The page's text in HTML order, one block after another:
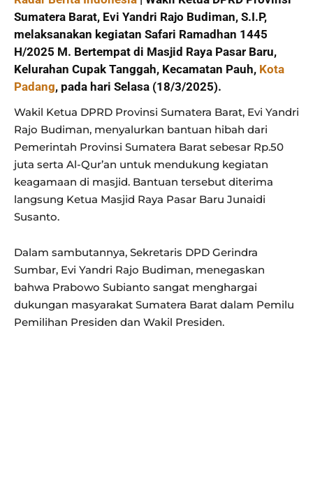
Sumatera Barat, Evi Yandri Rajo Budiman, S.I.P,
melaksanakan kegiatan Safari Ramadhan 1445
H/2025 M. Bertempat di Masjid Raya Pasar Baru,
Kelurahan Cupak Tanggah, Kecamatan Pauh, Kota
Padang, pada hari Selasa (18/3/2025).
Wakil Ketua DPRD Provinsi Sumatera Barat, Evi Yandri
Rajo Budiman, menyalurkan bantuan hibah dari
Pemerintah Provinsi Sumatera Barat sebesar Rp.50
juta serta Al-Qur’an untuk mendukung kegiatan
keagamaan di masjid. Bantuan tersebut diterima
langsung Ketua Masjid Raya Pasar Baru Junaidi
Susanto.
Dalam sambutannya, Sekretaris DPD Gerindra
Sumbar, Evi Yandri Rajo Budiman, menegaskan
bahwa Prabowo Subianto sangat menghargai
dukungan masyarakat Sumatera Barat dalam Pemilu
Pemilihan Presiden dan Wakil Presiden.